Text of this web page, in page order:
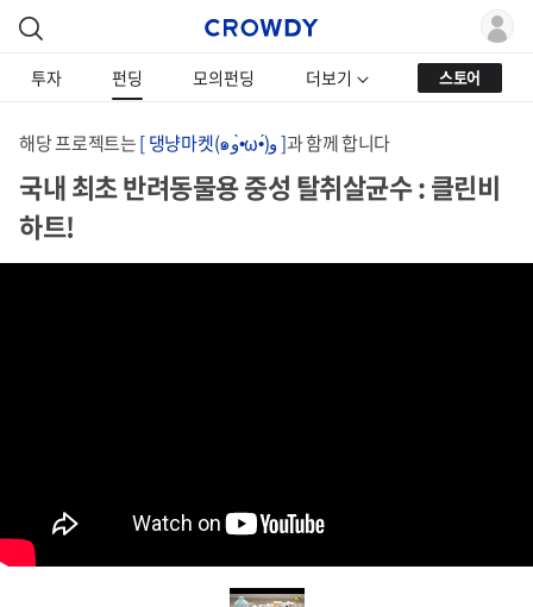
투자 펀딩 모의펀딩 더보기 스토어
해당 프로젝트는 [ 댕냥마켓(๑و•̀ω•́)و ]과 함께 합니다
국내 최초 반려동물용 중성 탈취살균수 : 클린비
하트!